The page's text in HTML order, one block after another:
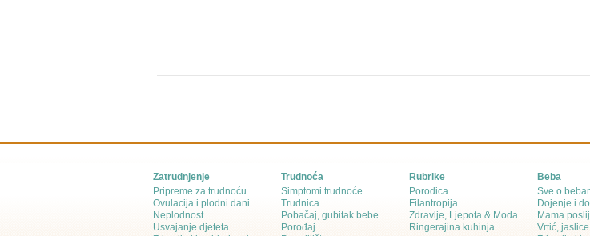
Zatrudnjenje
Pripreme za trudnoću
Ovulacija i plodni dani
Neplodnost
Usvajanje djeteta
Trudnoća
Simptomi trudnoće
Trudnica
Pobačaj, gubitak bebe
Porođaj
Rubrike
Porodica
Filantropija
Zdravlje, Ljepota & Moda
Ringerajina kuhinja
Beba
Sve o
Dojenje i
Mama
Vrtić, jaslice